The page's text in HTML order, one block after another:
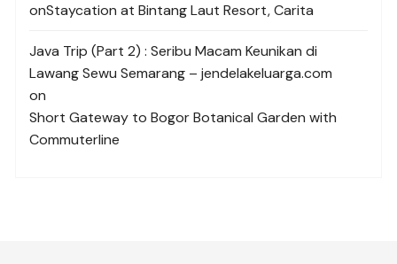
onStaycation at Bintang Laut Resort, Carita
Java Trip (Part 2) : Seribu Macam Keunikan di
Lawang Sewu Semarang – jendelakeluarga.com
on
Short Gateway to Bogor Botanical Garden with
Commuterline